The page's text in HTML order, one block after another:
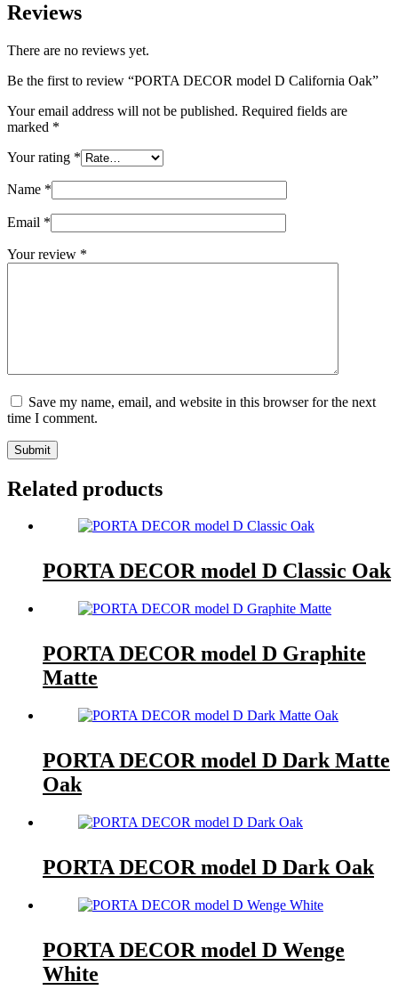
Reviews
There are no reviews yet.
Be the first to review “PORTA DECOR model D California Oak”
Your email address will not be published. Required fields are
marked *
Your rating *
Name *
Email *
Your review *
Save my name, email, and website in this browser for the next
time I comment.
Submit
Related products
PORTA DECOR model D Classic Oak
PORTA DECOR model D Graphite
Matte
PORTA DECOR model D Dark Matte
Oak
PORTA DECOR model D Dark Oak
PORTA DECOR model D Wenge
White